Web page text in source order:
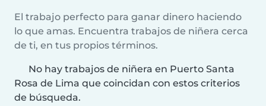
El trabajo perfecto para ganar dinero haciendo
lo que amas. Encuentra trabajos de niñera cerca
de ti, en tus propios términos.
No hay trabajos de niñera en Puerto Santa
Rosa de Lima que coincidan con estos criterios
de búsqueda.